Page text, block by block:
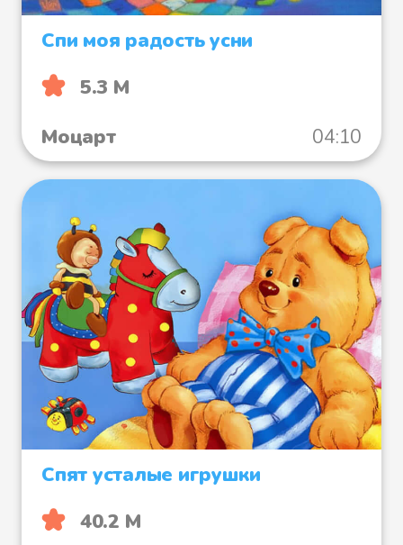
Спи моя радость усни
5.3 М
Моцарт
04:10
Спят усталые игрушки
40.2 М